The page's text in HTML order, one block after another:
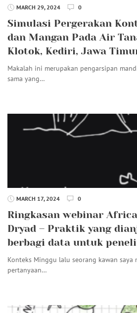
MARCH 29, 2024 0
Simulasi Pergerakan
dan Mangan Pada Air
Klotok, Kediri, Jawa
Makalah ini merupakan pengarsipan
sama yang…
MARCH 17, 2024 0
Ringkasan webinar
Dryad – Praktik yang
berbagi data untuk
Konteks Minggu lalu seorang kawan saya
pertanyaan…